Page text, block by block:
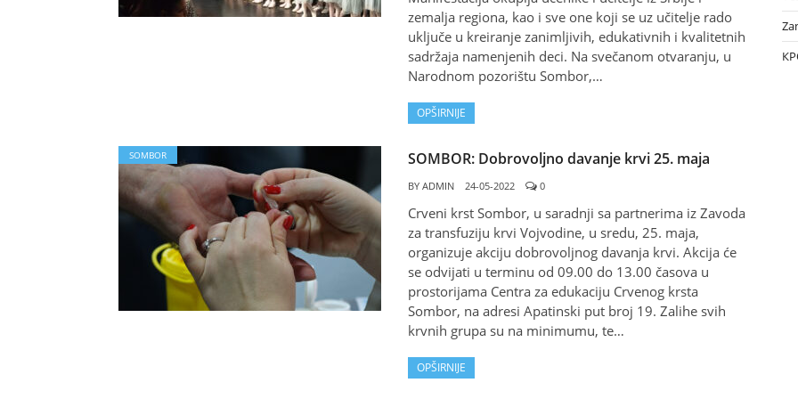
zemalja regiona, kao i sve one koji se uz učitelje rado
uključe u kreiranje zanimljivih, edukativnih i kvalitetnih
sadržaja namenjenih deci. Na svečanom otvaranju, u
Narodnom pozorištu Sombor,…
OPŠIRNIJE
SOMBOR SOMBOR: Dobrovoljno davanje krvi 25. maja
BY ADMIN 24-05-2022 0
Crveni krst Sombor, u saradnji sa partnerima iz Zavoda
za transfuziju krvi Vojvodine, u sredu, 25. maja,
organizuje akciju dobrovoljnog davanja krvi. Akcija će
se odvijati u terminu od 09.00 do 13.00 časova u
prostorijama Centra za edukaciju Crvenog krsta
Sombor, na adresi Apatinski put broj 19. Zalihe svih
krvnih grupa su na minimumu, te…
OPŠIRNIJE